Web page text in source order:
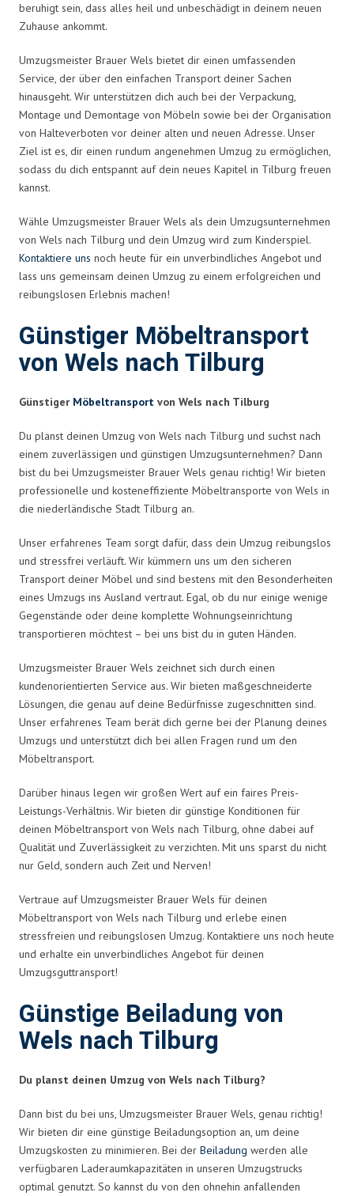
beruhigt sein, dass alles heil und unbeschädigt in deinem neuen
Zuhause ankommt.
Umzugsmeister Brauer Wels bietet dir einen umfassenden
Service, der über den einfachen Transport deiner Sachen
hinausgeht. Wir unterstützen dich auch bei der Verpackung,
Montage und Demontage von Möbeln sowie bei der Organisation
von Halteverboten vor deiner alten und neuen Adresse. Unser
Ziel ist es, dir einen rundum angenehmen Umzug zu ermöglichen,
sodass du dich entspannt auf dein neues Kapitel in Tilburg freuen
kannst.
Wähle Umzugsmeister Brauer Wels als dein Umzugsunternehmen
von Wels nach Tilburg und dein Umzug wird zum Kinderspiel.
Kontaktiere uns noch heute für ein unverbindliches Angebot und
lass uns gemeinsam deinen Umzug zu einem erfolgreichen und
reibungslosen Erlebnis machen!
Günstiger Möbeltransport
von Wels nach Tilburg
Günstiger Möbeltransport von Wels nach Tilburg
Du planst deinen Umzug von Wels nach Tilburg und suchst nach
einem zuverlässigen und günstigen Umzugsunternehmen? Dann
bist du bei Umzugsmeister Brauer Wels genau richtig! Wir bieten
professionelle und kosteneffiziente Möbeltransporte von Wels in
die niederländische Stadt Tilburg an.
Unser erfahrenes Team sorgt dafür, dass dein Umzug reibungslos
und stressfrei verläuft. Wir kümmern uns um den sicheren
Transport deiner Möbel und sind bestens mit den Besonderheiten
eines Umzugs ins Ausland vertraut. Egal, ob du nur einige wenige
Gegenstände oder deine komplette Wohnungseinrichtung
transportieren möchtest – bei uns bist du in guten Händen.
Umzugsmeister Brauer Wels zeichnet sich durch einen
kundenorientierten Service aus. Wir bieten maßgeschneiderte
Lösungen, die genau auf deine Bedürfnisse zugeschnitten sind.
Unser erfahrenes Team berät dich gerne bei der Planung deines
Umzugs und unterstützt dich bei allen Fragen rund um den
Möbeltransport.
Darüber hinaus legen wir großen Wert auf ein faires Preis-
Leistungs-Verhältnis. Wir bieten dir günstige Konditionen für
deinen Möbeltransport von Wels nach Tilburg, ohne dabei auf
Qualität und Zuverlässigkeit zu verzichten. Mit uns sparst du nicht
nur Geld, sondern auch Zeit und Nerven!
Vertraue auf Umzugsmeister Brauer Wels für deinen
Möbeltransport von Wels nach Tilburg und erlebe einen
stressfreien und reibungslosen Umzug. Kontaktiere uns noch heute
und erhalte ein unverbindliches Angebot für deinen
Umzugsguttransport!
Günstige Beiladung von
Wels nach Tilburg
Du planst deinen Umzug von Wels nach Tilburg?
Dann bist du bei uns, Umzugsmeister Brauer Wels, genau richtig!
Wir bieten dir eine günstige Beiladungsoption an, um deine
Umzugskosten zu minimieren. Bei der Beiladung werden alle
verfügbaren Laderaumkapazitäten in unseren Umzugstrucks
optimal genutzt. So kannst du von den ohnehin anfallenden